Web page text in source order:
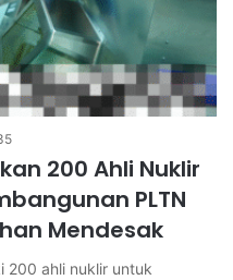
200 Ahli Nuklir
PLTN
Mendesak
200 ahli nuklir untuk